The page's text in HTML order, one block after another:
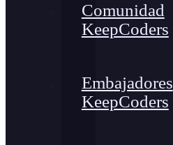
Comunidad
KeepCoders
Embajadores
KeepCoders